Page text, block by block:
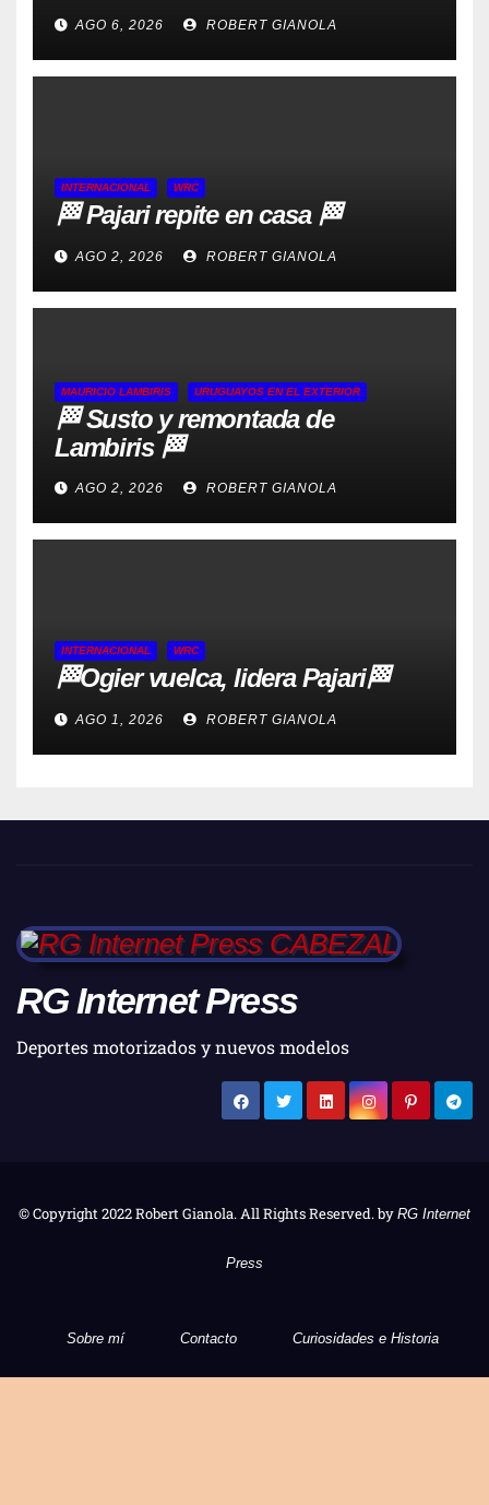
AGO 6, 2026 ROBERT GIANOLA
INTERNACIONAL WRC
🏁 Pajari repite en casa 🏁
AGO 2, 2026 ROBERT GIANOLA
MAURICIO LAMBIRIS URUGUAYOS EN EL EXTERIOR
🏁 Susto y remontada de
Lambiris 🏁
AGO 2, 2026 ROBERT GIANOLA
INTERNACIONAL WRC
🏁Ogier vuelca, lidera Pajari🏁
AGO 1, 2026 ROBERT GIANOLA
RG Internet Press
Deportes motorizados y nuevos modelos
© Copyright 2022 Robert Gianola. All Rights Reserved. by RG Internet
Press
Sobre mí Contacto Curiosidades e Historia